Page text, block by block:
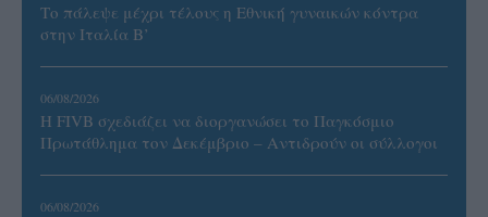
Το πάλεψε μέχρι τέλους η Εθνική γυναικών κόντρα
στην Ιταλία Β’
06/08/2026
Η FIVB σχεδιάζει να διοργανώσει το Παγκόσμιο
Πρωτάθλημα τον Δεκέμβριο – Αντιδρούν οι σύλλογοι
06/08/2026